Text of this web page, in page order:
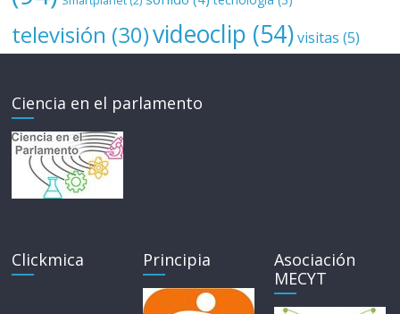
televisión (30)videoclip (54) visitas (5)
Ciencia en el parlamento
Clickmica Principia
Asociación
MECYT